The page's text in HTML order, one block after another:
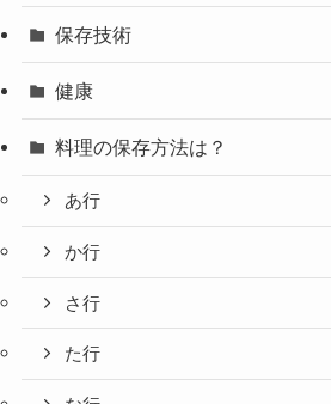
保存技術
健康
料理の保存方法は？
あ行
か行
さ行
た行